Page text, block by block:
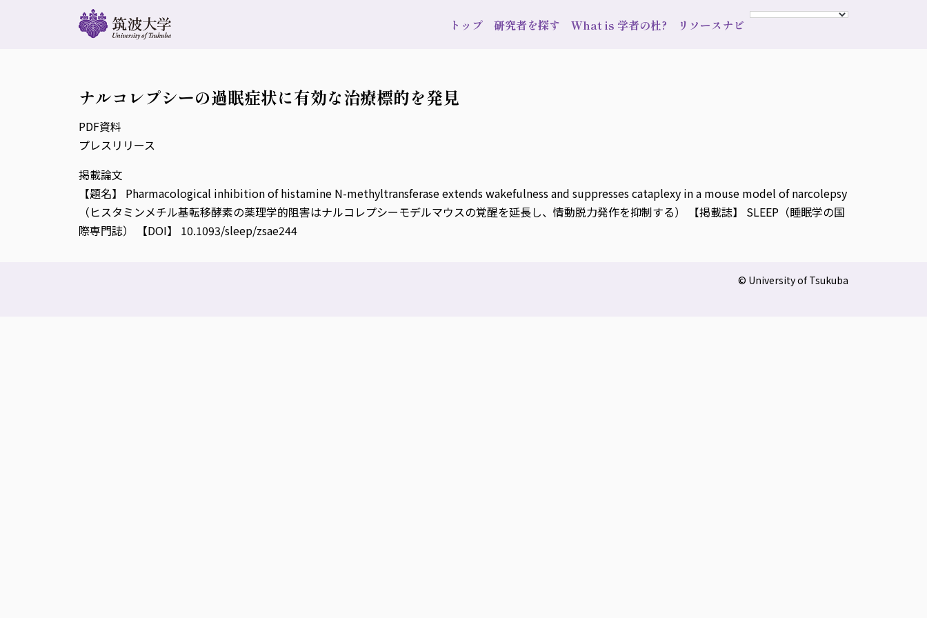
トップ 研究者を探す What is 学者の杜? リソースナビ
ナルコレプシーの過眠症状に有効な治療標的を発見
PDF資料
プレスリリース
掲載論文
【題名】 Pharmacological inhibition of histamine N-methyltransferase extends wakefulness and suppresses cataplexy in a mouse model of narcolepsy
（ヒスタミンメチル基転移酵素の薬理学的阻害はナルコレプシーモデルマウスの覚醒を延長し、情動脱力発作を抑制する） 【掲載誌】 SLEEP（睡眠学の国
際専門誌） 【DOI】 10.1093/sleep/zsae244
© University of Tsukuba